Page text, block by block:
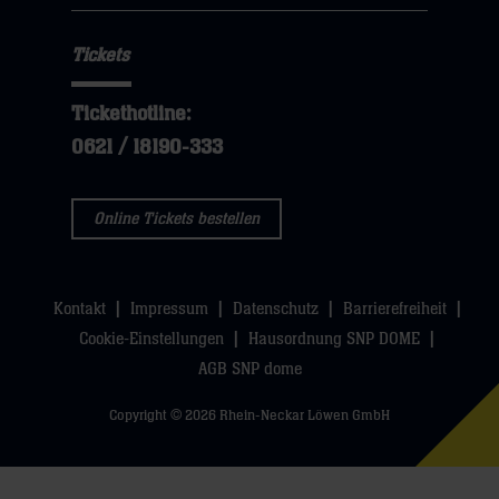
klicken
sie
Navigation
dann
hier
öffnen,
dann
klicken
sie
Tickets
Tickethotline:
0621 / 18190-333
Online Tickets bestellen
Kontakt Impressum Datenschutz
Barrierefreiheit
Cookie-Einstellungen
Hausordnung SNP DOME
AGB SNP dome
Copyright © 2026 Rhein-Neckar Löwen GmbH